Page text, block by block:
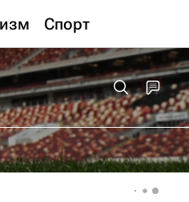
Спорт